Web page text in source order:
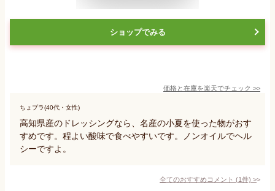
ショップでみる
価格と在庫を楽天でチェック >>
ちょプラ(40代・女性)
高知県産のドレッシングなら、名産の小夏を使った物がおす
すめです。程よい酸味で食べやすいです。ノンオイルでヘル
シーですよ。
全てのおすすめコメント (1件) >